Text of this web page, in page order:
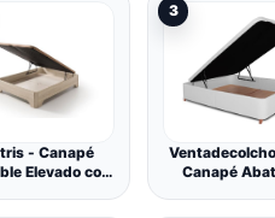
- Canapé
Elevado con
3
Canapé